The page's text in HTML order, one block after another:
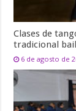
Clases de
tradicional
6 de agosto de